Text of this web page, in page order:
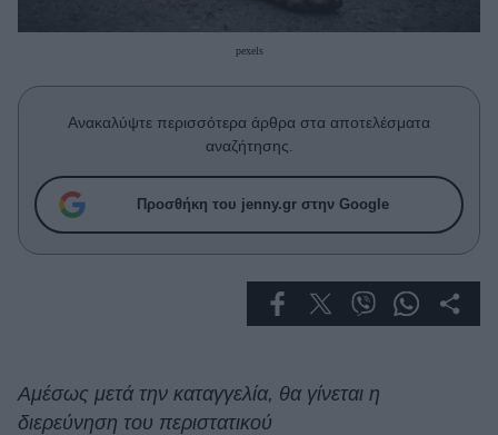
Πρόσωπα
Celebrities
Συνεντεύξεις
True Stories
Ask the Guru
Success Stories
Deco
pexels
Ανακαλύψτε περισσότερα άρθρα στα αποτελέσματα
αναζήτησης.
Προσθήκη του jenny.gr στην Google
Αμέσως μετά την καταγγελία, θα γίνεται η
διερεύνηση του περιστατικού